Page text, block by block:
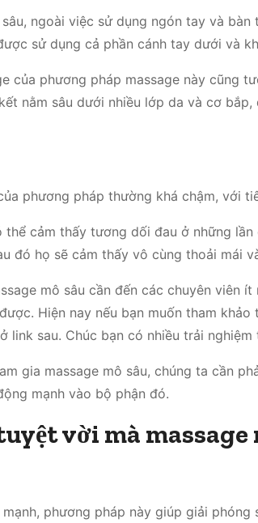
ngoài việc sử dụng ngón tay và
sử dụng cả phần cánh tay dưới và
của phương pháp massage này cũng
nằm sâu dưới nhiều lớp da và cơ
phương pháp thường khá chậm, với
thể cảm thấy tương dối đau ở những
đó họ sẽ cảm thấy vô cùng thoải mái
mô sâu cần đến các chuyên viên
Hiện nay nếu bạn muốn tham
link sau. Chúc bạn có nhiều trải nghiệm
gia massage mô sâu, chúng ta cần
mạnh vào bộ phận đó.
vời mà massage
phương pháp này giúp giải